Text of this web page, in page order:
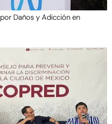
Daños y Adicción en